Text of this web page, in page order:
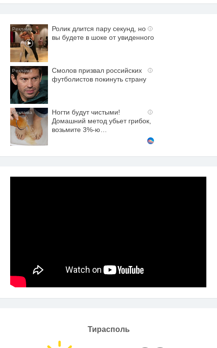
i
Ролик длится пару секунд, но
вы будете в шоке от увиденного
i
Смолов призвал российских
футболистов покинуть страну
i
Ногти будут чистыми!
Домашний метод убьет грибок,
возьмите 3%-ю…
Тирасполь